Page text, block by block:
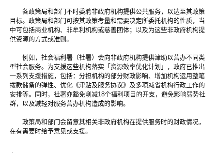
各政策局和部门不时委聘非政府机构提供公共服务，以达至其政策
目标。政策局和部门可按其政策考量和需要决定所委托机构的性质，当
中可包括商业机构、非牟利机构或慈善团体；以及为这些非政府机构提
供资源的方式或准则。
例如，社会福利署（社署）会向非政府机构提供津助以营办不同类
型社会服务。为支援这些机构落实「资源效率优化计划」，政府已推出
一系列支援措施，包括：分担机构的部分财政影响、增加机构运用整笔
拨款储备的弹性、优化《津贴及服务协议》及多项减省机构行政工作的
安排等。同时，社署亦豁免削减18个福利项目的开支，避免影响弱势社
群，以及减轻对服务营办机构造成的影响。
政策局和部门会留意其相关非政府机构在提供服务时的财政情况，
在有需要时给予意见或支援。